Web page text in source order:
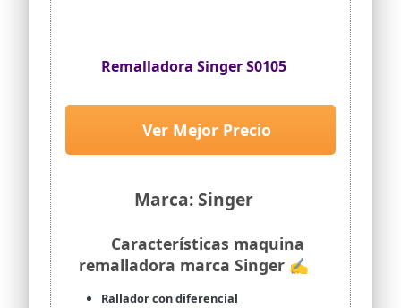
Remalladora Singer S0105
Marca: Singer
Ver Mejor Precio
Características maquina
remalladora marca Singer ✍
Rallador con diferencial